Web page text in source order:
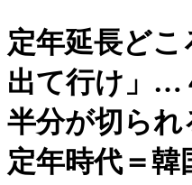
定年延長どこ
出て行け」…
半分が切ら
定年時代＝韓